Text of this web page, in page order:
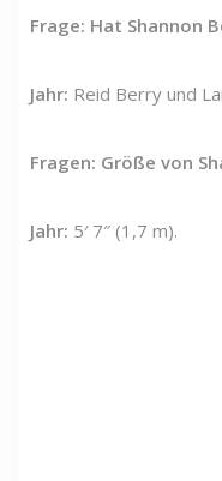
Frage: Hat Shannon
Jahr: Reid Berry und
Fragen: Größe von
Jahr: 5′ 7″ (1,7 m).